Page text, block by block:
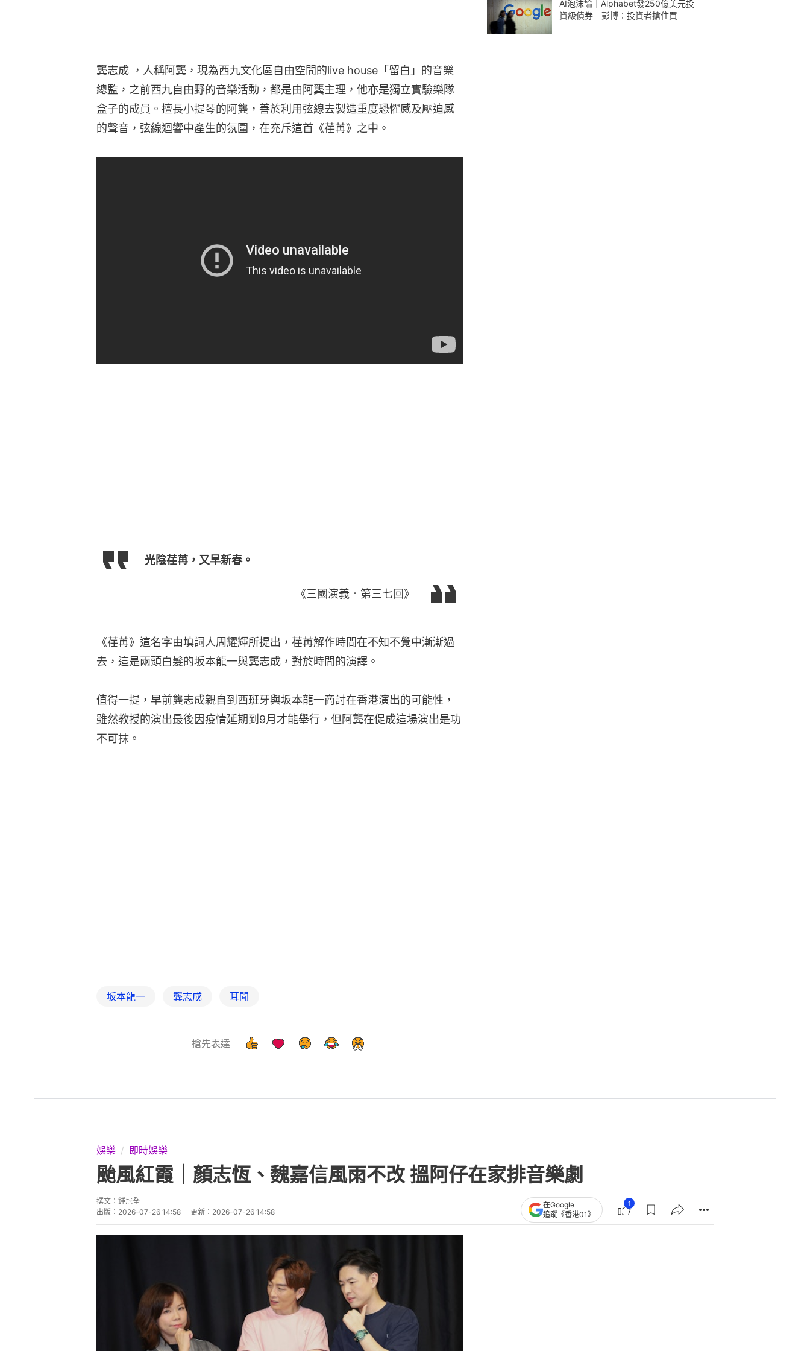
龔志成 ，人稱阿龔，現為西九文化區自由空間的live house「留白」的音樂
總監，之前西九自由野的音樂活動，都是由阿龔主理，他亦是獨立實驗樂隊
盒子的成員。擅長小提琴的阿龔，善於利用弦線去製造重度恐懼感及壓迫感
的聲音，弦線迴響中產生的氛圍，在充斥這首《荏苒》之中。
光陰荏苒，又早新春。
《三國演義．第三七回》
《荏苒》這名字由填詞人周耀輝所提出，荏苒解作時間在不知不覺中漸漸過
去，這是兩頭白髮的坂本龍一與龔志成，對於時間的演譯。
值得一提，早前龔志成親自到西班牙與坂本龍一商討在香港演出的可能性，
雖然教授的演出最後因疫情延期到9月才能舉行，但阿龔在促成這場演出是功
不可抹。
坂本龍一 龔志成 耳聞
搶先表達
AI泡沫論｜Alphabet發250億美元投
資級債券 彭博︰投資者搶住買
娛樂 即時娛樂
颱風紅霞｜顏志恆、魏嘉信風雨不改 搵阿仔在家排音樂劇
撰文： 鍾冠全
出版： 2026-07-26 14:58 更新： 2026-07-26 14:58
在Google
追蹤《香港01》
1